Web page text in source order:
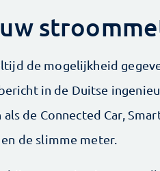
de mogelijkheid
in de Duitse
de Connected Car,
de slimme meter.